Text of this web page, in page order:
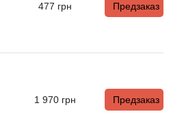
477 грн Предзаказ
1 970 грн Предзаказ